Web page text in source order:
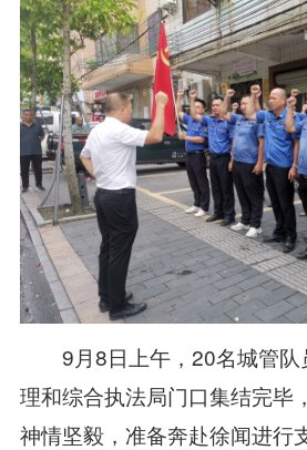
9月8日上午，20名城管队
理和综合执法局门口集结完毕
神情坚毅，准备奔赴徐闻进行